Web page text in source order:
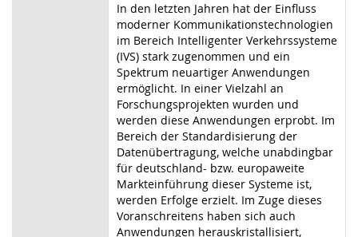
In den letzten Jahren hat der Einfluss
moderner Kommunikationstechnologien
im Bereich Intelligenter Verkehrssysteme
(IVS) stark zugenommen und ein
Spektrum neuartiger Anwendungen
ermöglicht. In einer Vielzahl an
Forschungsprojekten wurden und
werden diese Anwendungen erprobt. Im
Bereich der Standardisierung der
Datenübertragung, welche unabdingbar
für deutschland- bzw. europaweite
Markteinführung dieser Systeme ist,
werden Erfolge erzielt. Im Zuge dieses
Voranschreitens haben sich auch
Anwendungen herauskristallisiert,